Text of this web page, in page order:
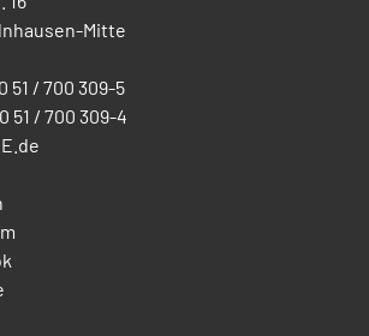
Mitte
51 / 700 309-5
51 / 700 309-4